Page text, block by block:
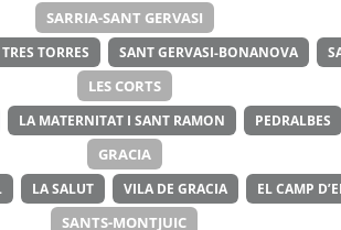
SARRIA-SANT GERVASI
TORRES SANT GERVASI-BONANOVA
LES CORTS
LA MATERNITAT I SANT RAMON PEDRALBES
GRACIA
LA SALUT VILA DE GRACIA EL CAMP
SANTS-MONTJUIC